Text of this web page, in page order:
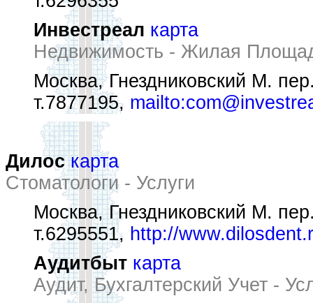
Инвестреал карта
Недвижимость - Жилая
Москва, Гнездниковский М.
т.7877195,
Дилос карта
Стоматологи - Услуги
Москва, Гнездниковский М.
т.6295551, http://
Аудитбыт карта
Аудит, Бухгалтерский Учет -